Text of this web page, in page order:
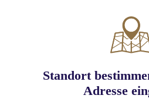
Standort
Adresse